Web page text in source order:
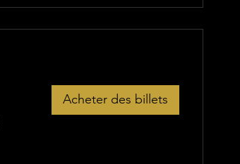
Acheter des billets